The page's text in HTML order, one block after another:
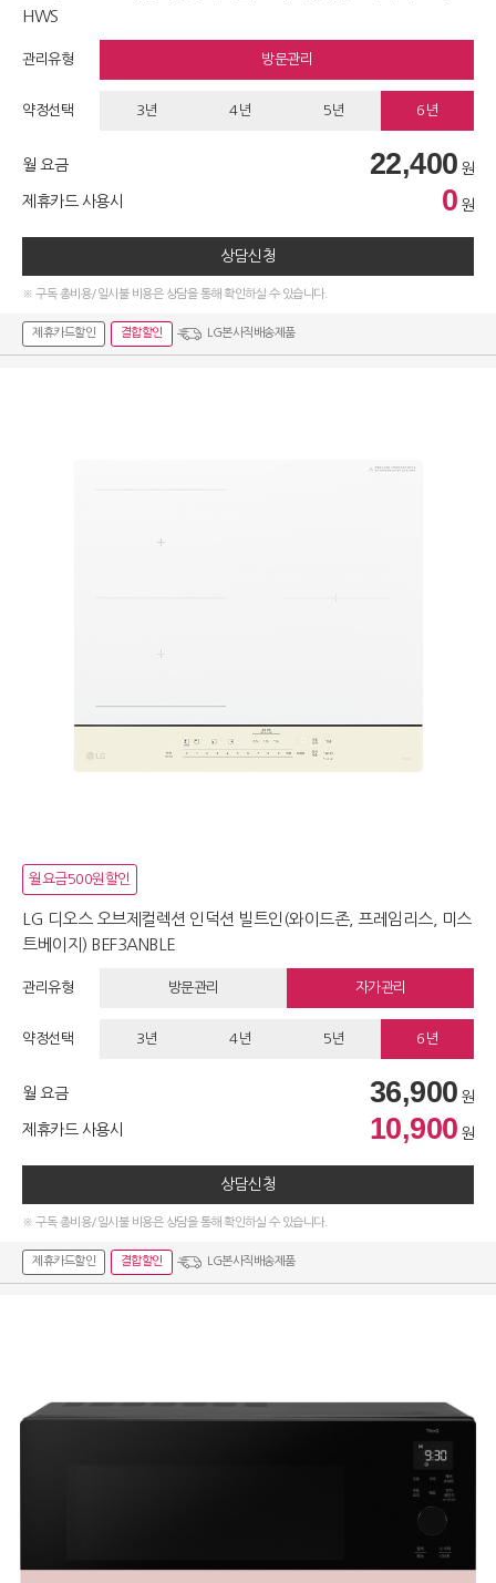
HWS
관리유형 방문관리
약정선택 3년 4년 5년 6년
월 요금 22,400 원
제휴카드 사용시 0 원
상담신청
※ 구독 총비용/일시불 비용은 상담을 통해 확인하실 수 있습니다.
제휴카드할인 결합할인 LG본사직배송제품
월요금500원할인
LG 디오스 오브제컬렉션 인덕션 빌트인(와이드존, 프레임리스, 미스
트베이지) BEF3ANBLE
관리유형 방문관리 자가관리
약정선택 3년 4년 5년 6년
월 요금 36,900 원
제휴카드 사용시 10,900 원
상담신청
※ 구독 총비용/일시불 비용은 상담을 통해 확인하실 수 있습니다.
제휴카드할인 결합할인 LG본사직배송제품